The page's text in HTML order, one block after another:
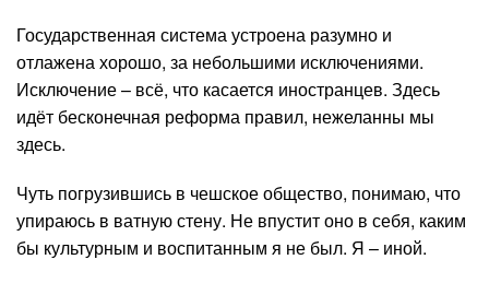
Государственная система устроена разумно и
отлажена хорошо, за небольшими исключениями.
Исключение – всё, что касается иностранцев. Здесь
идёт бесконечная реформа правил, нежеланны мы
здесь.
Чуть погрузившись в чешское общество, понимаю, что
упираюсь в ватную стену. Не впустит оно в себя, каким
бы культурным и воспитанным я не был. Я – иной.